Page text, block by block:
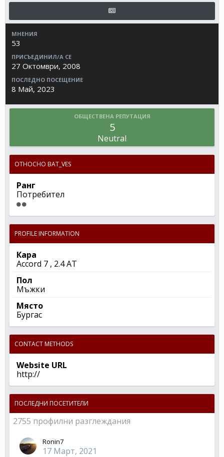
МНЕНИЯ
53
ПРИСЪЕДИНИЛ/А СЕ
27 Октомври, 2008
ПОСЛЕДНО ПОСЕЩЕНИЕ
8 Май, 2023
ОБЩЕСТВЕНА РЕПУТАЦИЯ
5
Neutral
ОТНОСНО BAT_VES
Ранг
Потребител
PROFILE INFORMATION
Кара
Accord 7 , 2.4 AT
Пол
Мъжки
Място
Бургас
CONTACT METHODS
Website URL
http://
ПОСЛЕДНИ ПОСЕТИТЕЛИ
2755 профилни разглеждания
Ronin7
17 Март, 2021